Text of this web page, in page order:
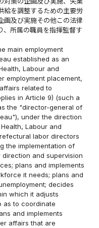
給を調整するための主要労
画及び実施その他この法律
、所属の職員を指揮監督す
main employment
established as an
Labour and
employment placement,
related to
in Article 9) (such a
the "director-general of
under the direction
Labour and
labor directors
the implementation of
and supervision
plans and implements
it needs; plans and
decides
which it adjusts
as to coordinate
and implements
affairs that are